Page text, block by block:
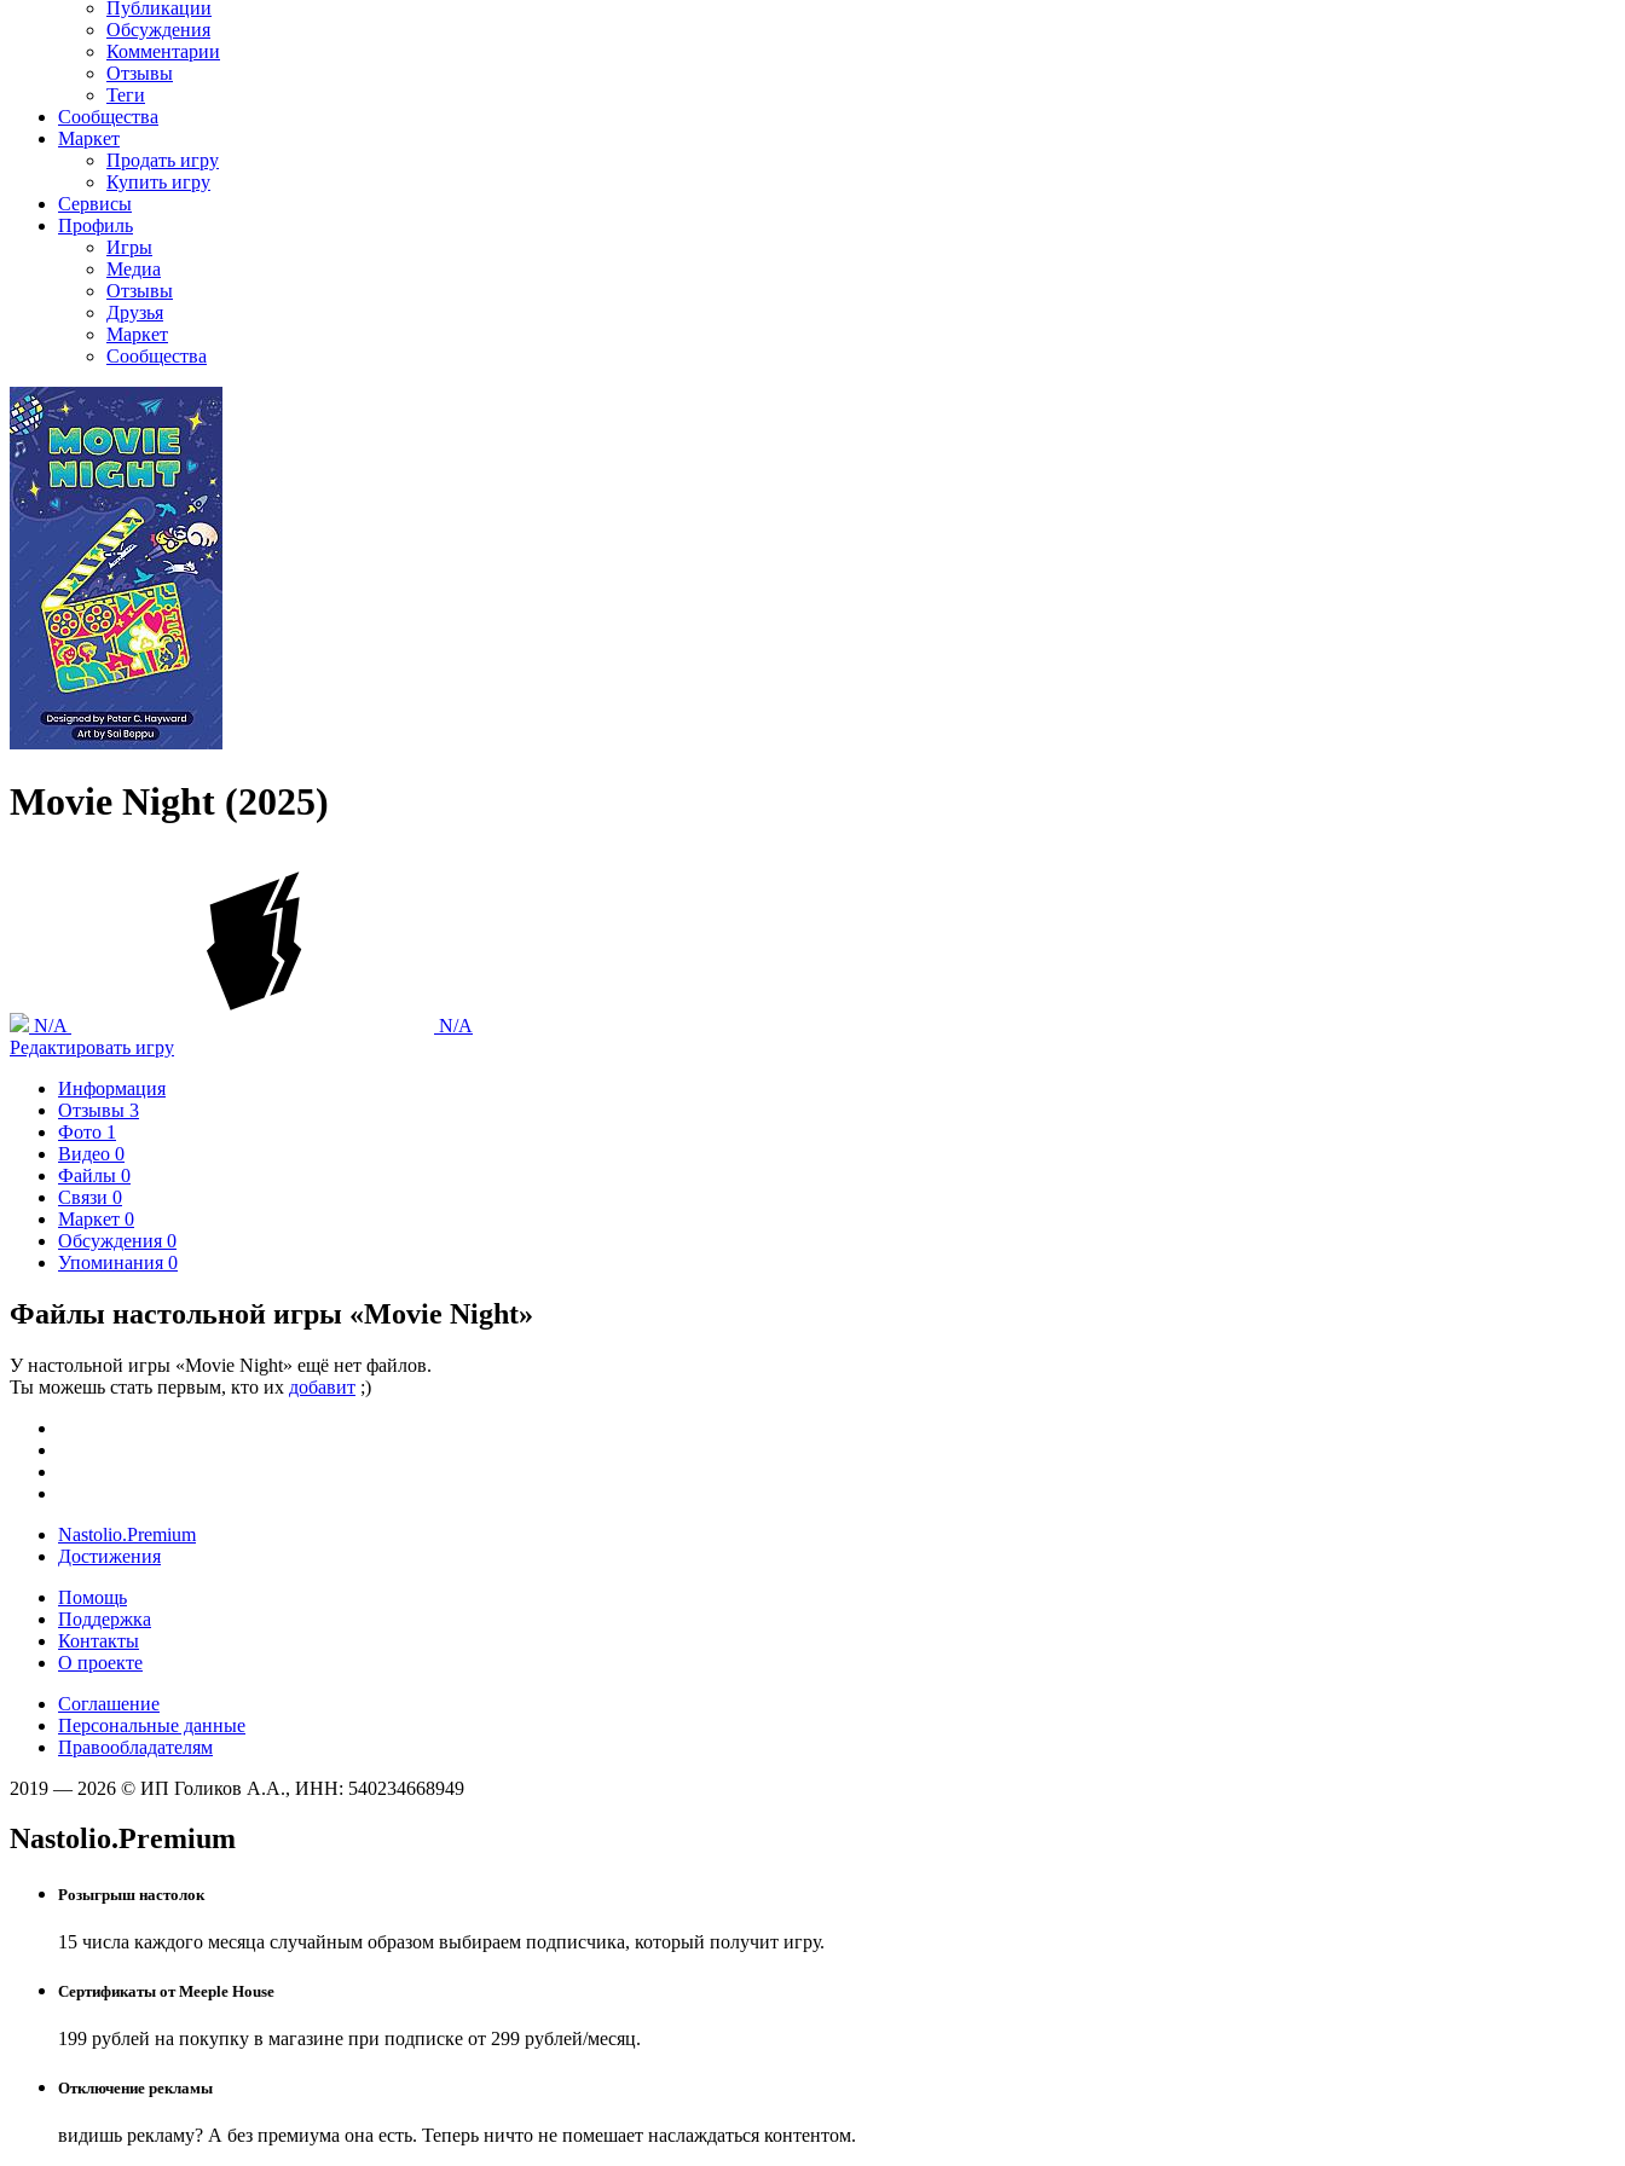
Публикации
Обсуждения
Комментарии
Отзывы
Теги
Сообщества
Маркет
Продать игру
Купить игру
Сервисы
Профиль
Игры
Медиа
Отзывы
Друзья
Маркет
Сообщества
Movie Night (2025)
N/A
N/A
Редактировать игру
Информация
Отзывы 3
Фото 1
Видео 0
Файлы 0
Связи 0
Маркет 0
Обсуждения 0
Упоминания 0
Файлы настольной игры «Movie Night»
У настольной игры «Movie Night» ещё нет файлов.
Ты можешь стать первым, кто их добавит ;)
Nastolio.Premium
Достижения
Помощь
Поддержка
Контакты
О проекте
Соглашение
Персональные данные
Правообладателям
2019 — 2026 © ИП Голиков А.А., ИНН: 540234668949
Nastolio.Premium
Розыгрыш настолок
15 числа каждого месяца случайным образом выбираем подписчика, который получит игру.
Сертификаты от Meeple House
199 рублей на покупку в магазине при подписке от 299 рублей/месяц.
Отключение рекламы
видишь рекламу? А без премиума она есть. Теперь ничто не помешает наслаждаться контентом.